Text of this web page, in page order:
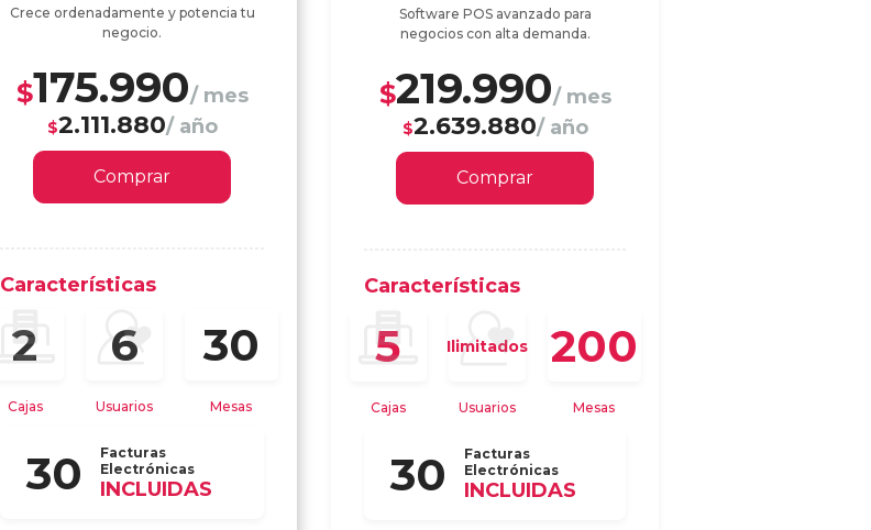
Crece ordenadamente y potencia tu
negocio.
$175.990/ mes
$2.111.880/ año
Comprar
Características
2
Cajas
6
Usuarios
30
Mesas
30
Facturas
Electrónicas
INCLUIDAS
Software POS avanzado para
negocios con alta demanda.
$219.990/ mes
$2.639.880/ año
Comprar
Características
5
Cajas
Ilimitados
Usuarios
200
Mesas
30
Facturas
Electrónicas
INCLUIDAS